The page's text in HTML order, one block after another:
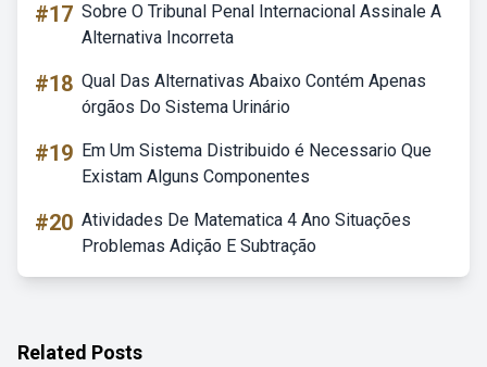
#17 Sobre O Tribunal Penal Internacional Assinale A
Alternativa Incorreta
#18 Qual Das Alternativas Abaixo Contém Apenas
órgãos Do Sistema Urinário
#19 Em Um Sistema Distribuido é Necessario Que
Existam Alguns Componentes
#20 Atividades De Matematica 4 Ano Situações
Problemas Adição E Subtração
Related Posts